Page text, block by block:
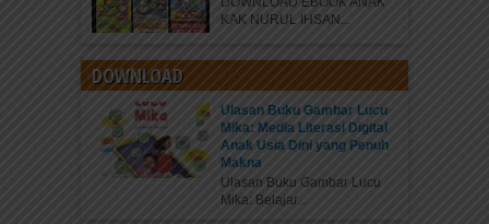
KAK NURUL IHSAN...
DOWNLOAD
Ulasan Buku Gambar Lucu
Mika: Media Literasi Digital
Anak Usia Dini yang Penuh
Makna
Ulasan Buku Gambar Lucu
Mika: Belajar...